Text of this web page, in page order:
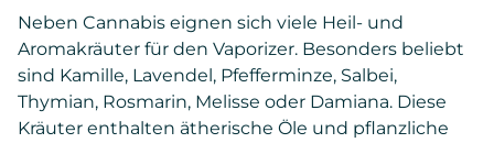
Neben Cannabis eignen sich viele Heil- und
Aromakräuter für den Vaporizer. Besonders beliebt
sind Kamille, Lavendel, Pfefferminze, Salbei,
Thymian, Rosmarin, Melisse oder Damiana. Diese
Kräuter enthalten ätherische Öle und pflanzliche